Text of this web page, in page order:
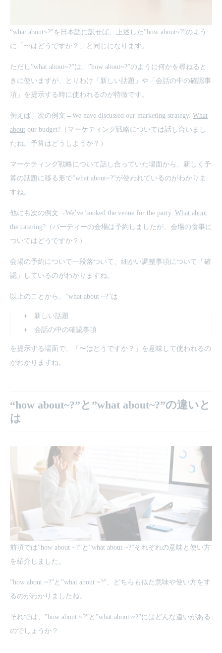
“what about~?”を日本語に訳せば、上述した”how about~?”のよう
に「〜はどうですか？」と同じになります。
ただし”what about~?”は、”how about~?”のように何かを尋ねると
きに使いますが、とりわけ「新しい話題」や「会話の中の確認事
項」を提示する時に使われるのが特徴です。
例えば、次の例文→We have discussed our marketing strategy. What
about our budget?（マーケティング戦略については話し合いまし
たね。予算はどうしようか？）
マーケティング戦略について話し合っていた場面から、新しく予
算の話題に移る形で”what about~?”が使われているのがわかりま
すね。
他にも次の例文→We’ve booked the venue for the party. What about
the catering?（パーティーの会場は予約しましたが、会場の食事に
ついてはどうですか？）
会場の予約について一段落ついて、細かい調整事項について「確
認」しているのがわかりますね。
以上のことから、”what about ~?”は
新しい話題
会話の中の確認事項
を提示する場面で、「〜はどうですか？」を意味して使われるの
がわかりますね。
“how about~?”と”what about~?”の違いと
は
前項では”how about ~?”と”what about ~?”それぞれの意味と使い方
を紹介しました。
”how about ~?”と”what about ~?”、どちらも似た意味や使い方をす
るのがわかりましたね。
それでは、”how about ~?”と”what about ~?”にはどんな違いがある
のでしょうか？